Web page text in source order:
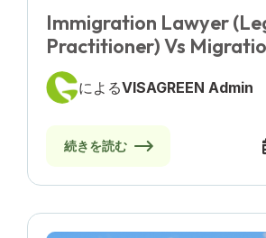
Immigration Lawyer
Practitioner) Vs
What You Need To
Choosing
によるVISAGREEN Admin
続きを読む